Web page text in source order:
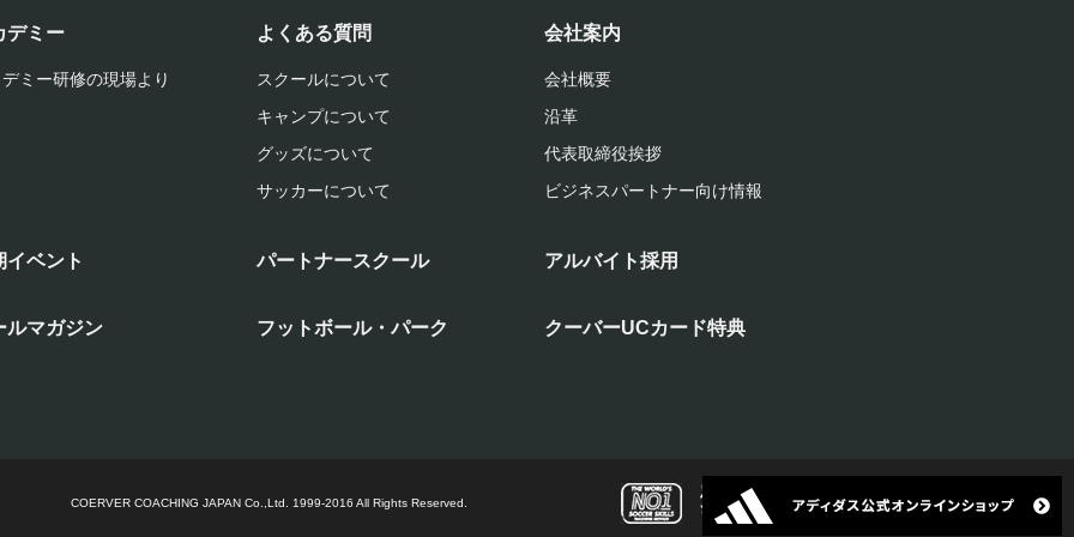
デミー
ミー研修の現場より
よくある質問
スクールについて
キャンプについて
グッズについて
サッカーについて
会社案内
会社概要
沿革
代表取締役挨拶
ビジネスパートナー向け情報
イベント パートナースクール アルバイト採用
ルマガジン フットボール・パーク クーバーUCカード特典
COERVER COACHING JAPAN Co.,Ltd. 1999-2016 All Rights Reserved.